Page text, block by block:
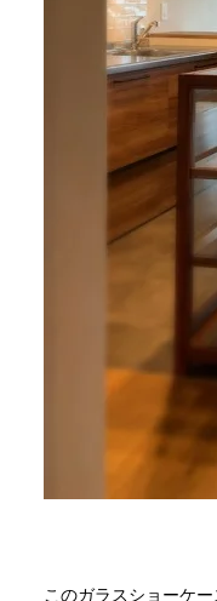
このガラスショーケ